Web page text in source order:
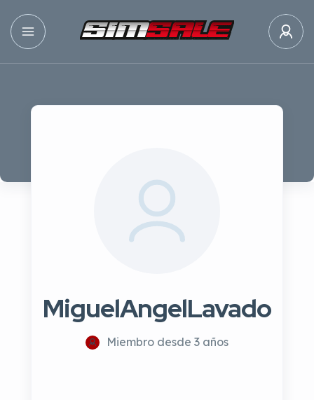
MiguelAngelLavado
Miembro desde 3 años